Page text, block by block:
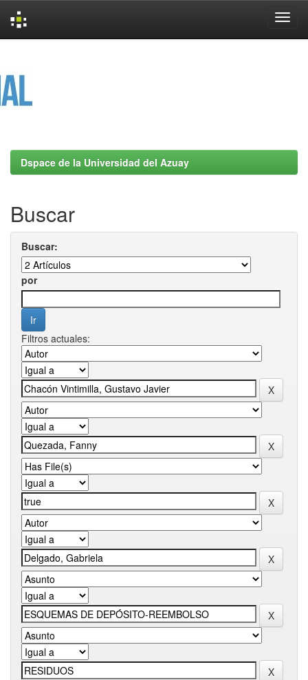
Dspace de la Universidad del Azuay
Buscar
Buscar:
por
Filtros actuales: